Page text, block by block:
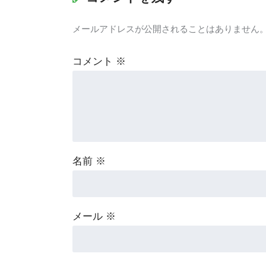
メールアドレスが公開されることはありません。
コメント ※
名前 ※
メール ※